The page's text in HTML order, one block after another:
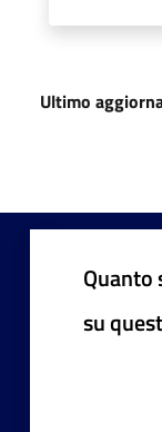
Ultimo
Quanto
su